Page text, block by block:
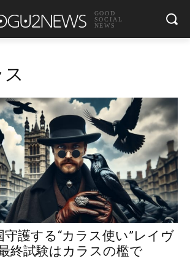
GOOD
SOCIAL
NEWS
守護する“カラス使い”レイヴ
終試験はカラスの檻で